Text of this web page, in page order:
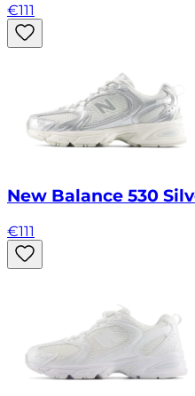
€111
New Balance 530
€111